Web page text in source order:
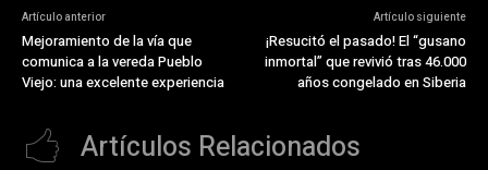
Artículo anterior
Mejoramiento de la vía que
comunica a la vereda Pueblo
Viejo: una excelente experiencia
Artículo siguiente
¡Resucitó el pasado! El “gusano
inmortal” que revivió tras 46.000
años congelado en Siberia
Artículos Relacionados